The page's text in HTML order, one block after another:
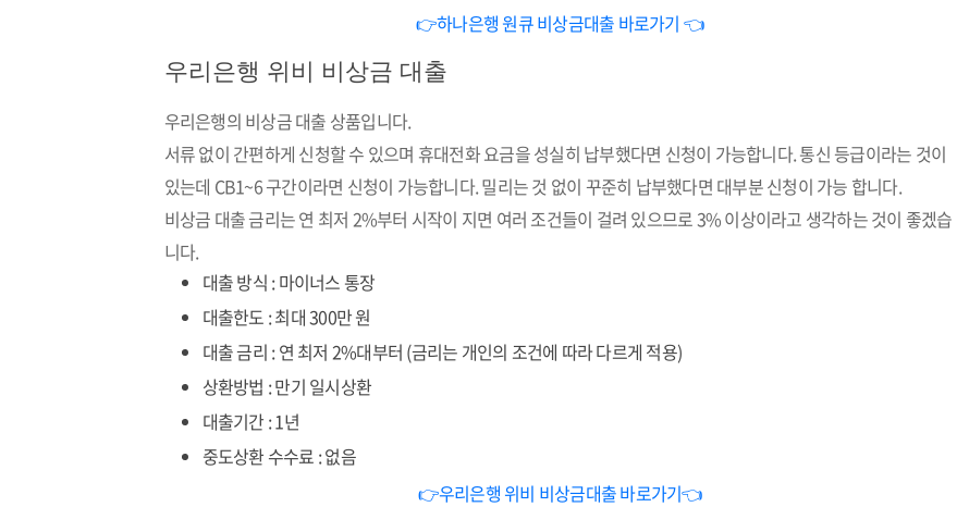
👉하나은행 원큐 비상금대출 바로가기 👈
우리은행 위비 비상금 대출
우리은행의 비상금 대출 상품입니다.
서류 없이 간편하게 신청할 수 있으며 휴대전화 요금을 성실히 납부했다면 신청이 가능합니다. 통신 등급이라는 것이
있는데 CB1~6 구간이라면 신청이 가능합니다. 밀리는 것 없이 꾸준히 납부했다면 대부분 신청이 가능 합니다.
비상금 대출 금리는 연 최저 2%부터 시작이 지면 여러 조건들이 걸려 있으므로 3% 이상이라고 생각하는 것이 좋겠습
니다.
대출 방식 : 마이너스 통장
대출한도 : 최대 300만 원
대출 금리 : 연 최저 2%대부터 (금리는 개인의 조건에 따라 다르게 적용)
상환방법 : 만기 일시상환
대출기간 : 1년
중도상환 수수료 : 없음
👉우리은행 위비 비상금대출 바로가기👈